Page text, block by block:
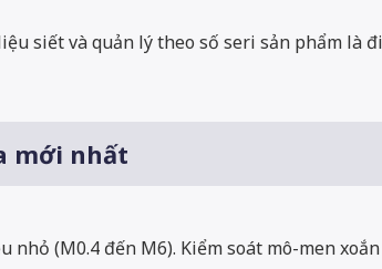
siết và quản lý theo số seri sản phẩm là
mới nhất
nhỏ (M0.4 đến M6). Kiểm soát mô-men